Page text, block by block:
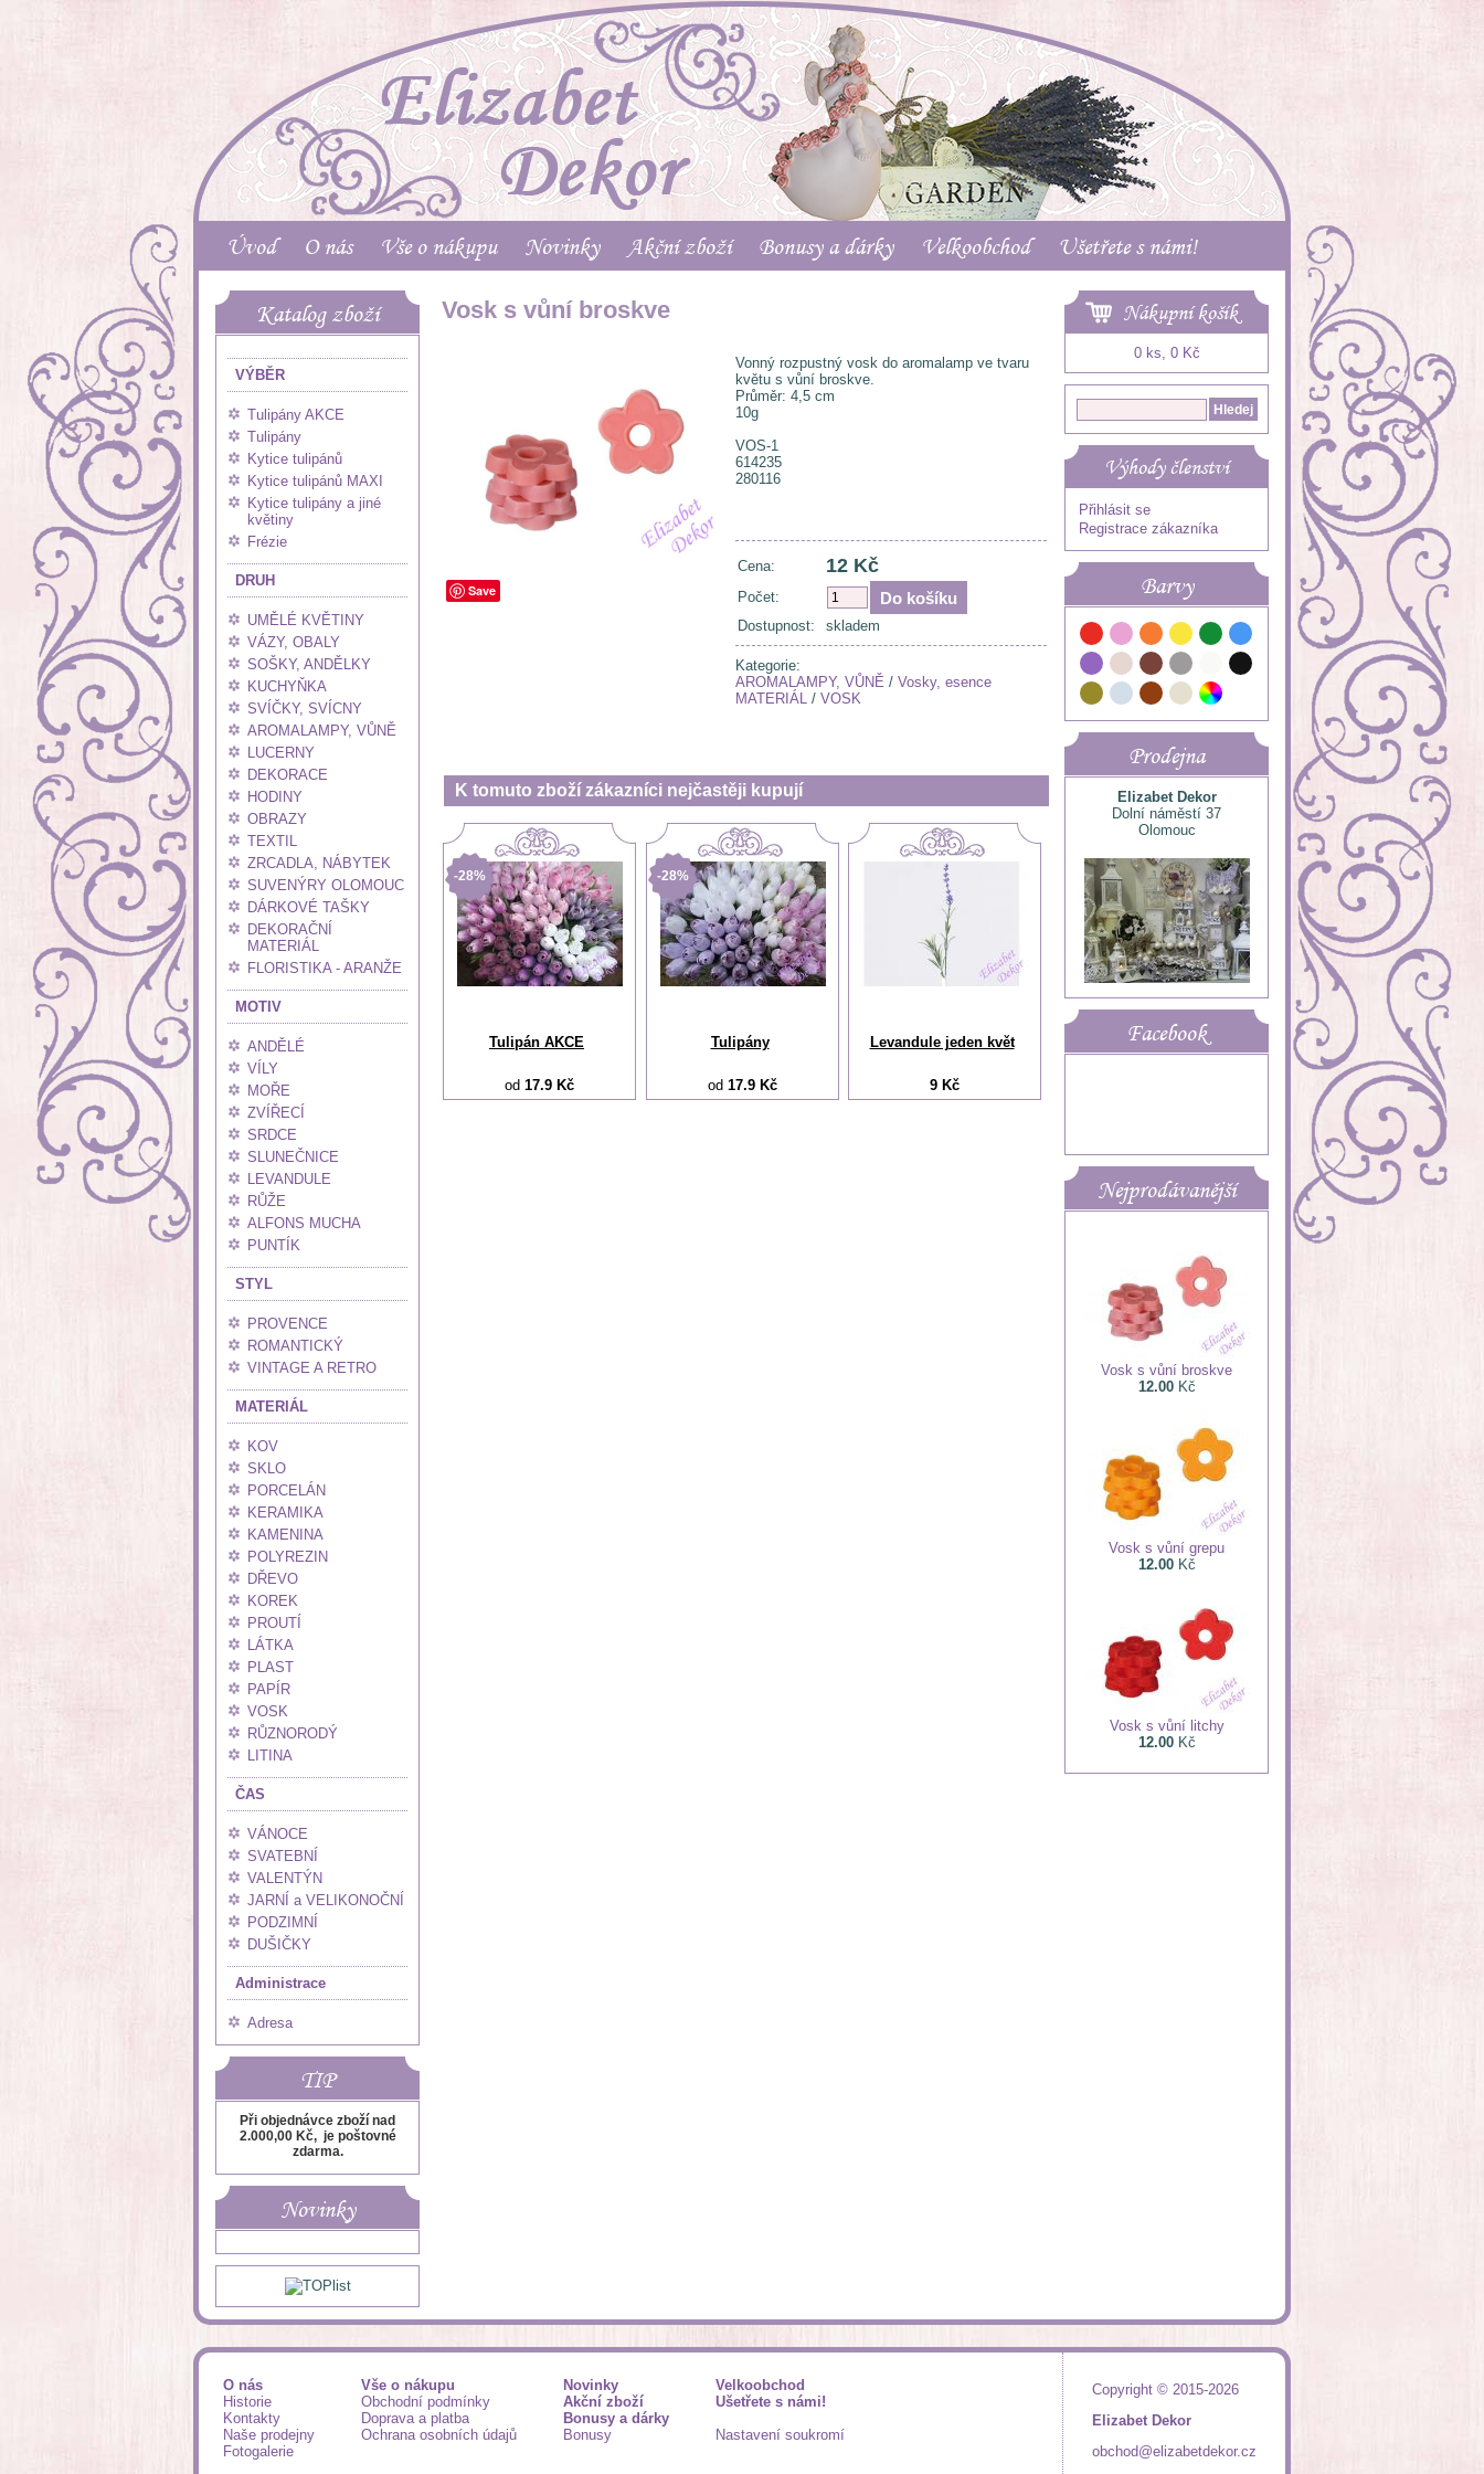
Úvod O nás Vše o nákupu Novinky Akční zboží Bonusy a dárky Velkoobchod Ušetřete s námi!
Katalog zboží
VÝBĚR
Tulipány AKCE
Tulipány
Kytice tulipánů
Kytice tulipánů MAXI
Kytice tulipány a jiné
květiny
Frézie
DRUH
UMĚLÉ KVĚTINY
VÁZY, OBALY
SOŠKY, ANDĚLKY
KUCHYŇKA
SVÍČKY, SVÍCNY
AROMALAMPY, VŮNĚ
LUCERNY
DEKORACE
HODINY
OBRAZY
TEXTIL
ZRCADLA, NÁBYTEK
SUVENÝRY OLOMOUC
DÁRKOVÉ TAŠKY
DEKORAČNÍ
MATERIÁL
FLORISTIKA - ARANŽE
MOTIV
ANDĚLÉ
VÍLY
MOŘE
ZVÍŘECÍ
SRDCE
SLUNEČNICE
LEVANDULE
RŮŽE
ALFONS MUCHA
PUNTÍK
STYL
PROVENCE
ROMANTICKÝ
VINTAGE A RETRO
MATERIÁL
KOV
SKLO
PORCELÁN
KERAMIKA
KAMENINA
POLYREZIN
DŘEVO
KOREK
PROUTÍ
LÁTKA
PLAST
PAPÍR
VOSK
RŮZNORODÝ
LITINA
ČAS
VÁNOCE
SVATEBNÍ
VALENTÝN
JARNÍ a VELIKONOČNÍ
PODZIMNÍ
DUŠIČKY
Administrace
Adresa
TIP
Při objednávce zboží nad
2.000,00 Kč, je poštovné
zdarma.
Novinky
Vosk s vůní broskve
Save
Vonný rozpustný vosk do aromalamp ve tvaru
květu s vůní broskve.
Průměr: 4,5 cm
10g
VOS-1
614235
280116
Cena: 12 Kč
Počet:
Dostupnost:
skladem
Kategorie:
AROMALAMPY, VŮNĚ / Vosky, esence
MATERIÁL / VOSK
K tomuto zboží zákazníci nejčastěji kupují
-28%
Tulipán AKCE
od 17.9 Kč
-28%
Tulipány
od 17.9 Kč
Levandule jeden květ
9 Kč
Nákupní košík
0 ks, 0 Kč
Výhody členství
Přihlásit se
Registrace zákazníka
Barvy
Prodejna
Elizabet Dekor
Dolní náměstí 37
Olomouc
Facebook
Nejprodávanější
Vosk s vůní broskve
12.00Kč
Vosk s vůní grepu
12.00Kč
Vosk s vůní litchy
12.00Kč
Copyright © 2015-2026
Elizabet Dekor
obchod@elizabetdekor.cz
O nás
Historie
Kontakty
Naše prodejny
Fotogalerie
Vše o nákupu
Obchodní podmínky
Doprava a platba
Ochrana osobních údajů
Novinky
Akční zboží
Bonusy a dárky
Bonusy
Velkoobchod
Ušetřete s námi!
Nastavení soukromí